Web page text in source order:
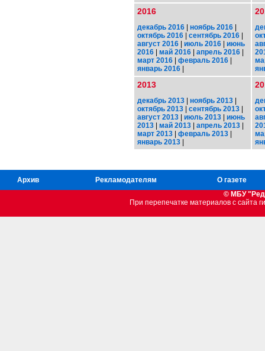
2016
декабрь 2016 | ноябрь 2016 |
октябрь 2016 | сентябрь 2016 |
август 2016 | июль 2016 | июнь
2016 | май 2016 | апрель 2016 |
март 2016 | февраль 2016 |
январь 2016 |
2013
декабрь 2013 | ноябрь 2013 |
октябрь 2013 | сентябрь 2013 |
август 2013 | июль 2013 | июнь
2013 | май 2013 | апрель 2013 |
март 2013 | февраль 2013 |
январь 2013 |
Архив Рекламодателям
О газете
© МБУ
При перепечатке материалов c сайта